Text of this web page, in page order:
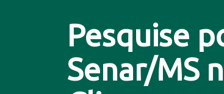
Pesquise
Senar/MS